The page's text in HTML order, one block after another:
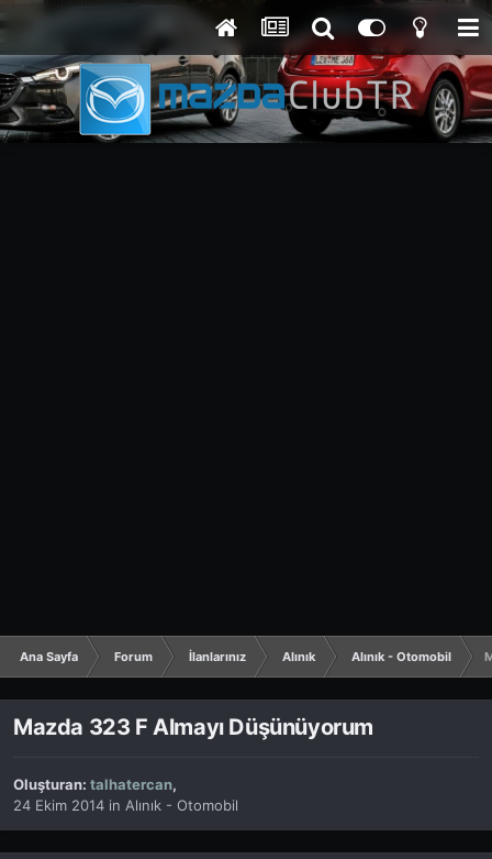
Ana Sayfa Forum İlanlarınız Alınık Alınık - Otomobil
Mazda 323 F Almayı Düşünüyorum
Oluşturan: talhatercan,
24 Ekim 2014 in Alınık - Otomobil